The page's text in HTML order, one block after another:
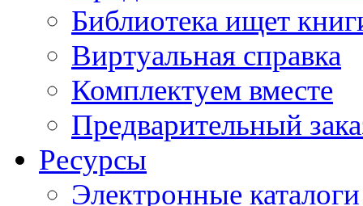
Библиотека ищет
Виртуальная справка
Комплектуем вместе
Предварительный
Ресурсы
Электронные каталоги